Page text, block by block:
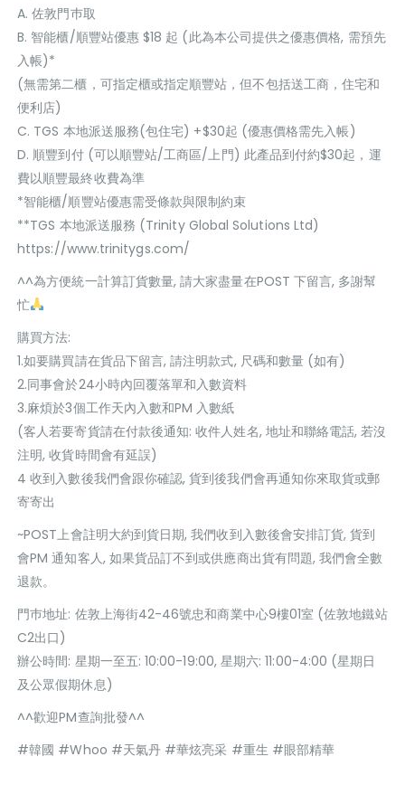
A. 佐敦門巿取
B. 智能櫃/順豐站優惠 $18 起 (此為本公司提供之優惠價格, 需預先
入帳)*
(無需第二櫃，可指定櫃或指定順豐站，但不包括送工商，住宅和
便利店)
C. TGS 本地派送服務(包住宅) +$30起 (優惠價格需先入帳)
D. 順豐到付 (可以順豐站/工商區/上門) 此產品到付約$30起，運
費以順豐最終收費為準
*智能櫃/順豐站優惠需受條款與限制約束
**TGS 本地派送服務 (Trinity Global Solutions Ltd)
https://www.trinitygs.com/
^^為方便統一計算訂貨數量, 請大家盡量在POST 下留言, 多謝幫
忙
購買方法:
1.如要購買請在貨品下留言, 請注明款式, 尺碼和數量 (如有)
2.同事會於24小時內回覆落單和入數資料
3.麻煩於3個工作天內入數和PM 入數紙
(客人若要寄貨請在付款後通知: 收件人姓名, 地址和聯絡電話, 若沒
注明, 收貨時間會有延誤)
4 收到入數後我們會跟你確認, 貨到後我們會再通知你來取貨或郵
寄寄出
~POST上會註明大約到貨日期, 我們收到入數後會安排訂貨, 貨到
會PM 通知客人, 如果貨品訂不到或供應商出貨有問題, 我們會全數
退款。
門巿地址: 佐敦上海街42-46號忠和商業中心9樓01室 (佐敦地鐵站
C2出口)
辦公時間: 星期一至五: 10:00-19:00, 星期六: 11:00-4:00 (星期日
及公眾假期休息)
^^歡迎PM查詢批發^^
#韓國 #Whoo #天氣丹 #華炫亮采 #重生 #眼部精華